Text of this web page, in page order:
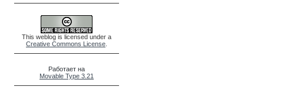
This weblog is licensed under a
Creative Commons License
Работает на
Movable Type 3.21